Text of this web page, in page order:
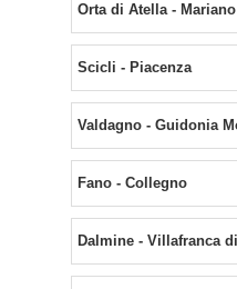
Orta di Atella -
Scicli - Piacenza
Valdagno - Guidonia
Fano - Collegno
Dalmine - Villafranca